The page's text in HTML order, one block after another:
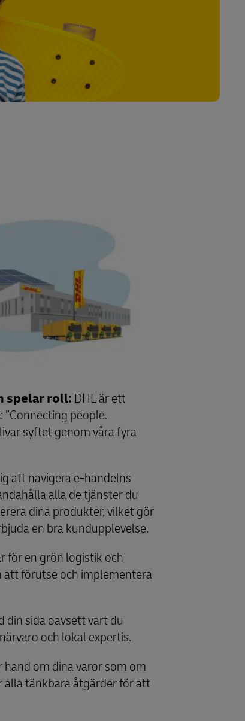
spelar roll: DHL är ett
people.
syftet genom våra fyra
att navigera e-handelns
alla de tjänster du
dina produkter, vilket gör
en bra kundupplevelse.
för en grön logistik och
förutse och implementera
din sida oavsett vart du
och lokal expertis.
hand om dina varor som om
alla tänkbara åtgärder för att